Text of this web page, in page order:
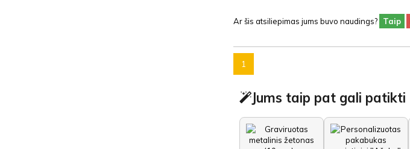
Ar šis atsiliepimas jums buvo naudings? Taip
1
Jums taip pat gali patikti